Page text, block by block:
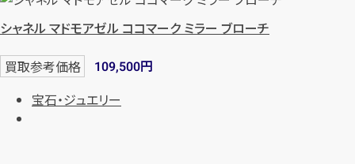
シャネル マドモアゼル ココマーク ミラー ブローチ
買取参考価格 109,500円
宝石・ジュエリー